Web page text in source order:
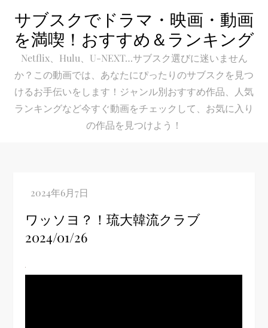
content
サブスクでドラマ・映画・動画
を満喫！おすすめ＆ランキング
Netflix、Hulu、U-NEXT…サブスク選びに迷いません
か？この動画では、あなたにぴったりのサブスクを見つ
けるお手伝いをします！ジャンル別おすすめ作品、人気
ランキングなど今すぐ動画をチェックして、お気に入り
の作品を見つけよう！
ワッソヨ？！琉大韓流クラブ
2024/01/26